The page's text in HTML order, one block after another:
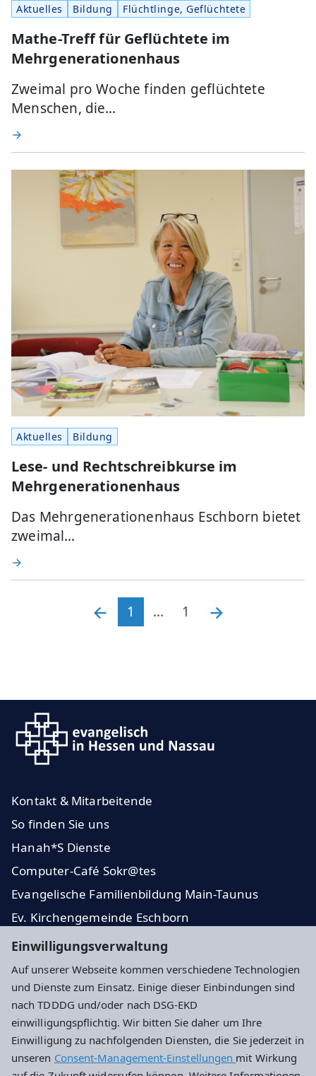
Einwilligungsverwaltung
Auf unserer Webseite kommen verschiedene Technologien
und Dienste zum Einsatz. Einige dieser Einbindungen sind
nach TDDDG und/oder nach DSG-EKD
einwilligungspflichtig. Wir bitten Sie daher um Ihre
Einwilligung zu nachfolgenden Diensten, die Sie jederzeit in
unseren Consent-Management-Einstellungen mit Wirkung
Aktuelles Bildung Flüchtlinge, Geflüchtete
Mathe-Treff für Geflüchtete im
Mehrgenerationenhaus
Zweimal pro Woche finden geflüchtete
Menschen, die…
Aktuelles Bildung
Lese- und Rechtschreibkurse im
Mehrgenerationenhaus
Das Mehrgenerationenhaus Eschborn bietet
zweimal…
1 ... 1
Kontakt & Mitarbeitende
So finden Sie uns
Hanah*S Dienste
Computer-Café Sokr@tes
Evangelische Familienbildung Main-Taunus
Ev. Kirchengemeinde Eschborn
Dekanat Kronberg
Stadt Eschborn
Impressum Datenschutz Cookie-Einstellungen
Adresse